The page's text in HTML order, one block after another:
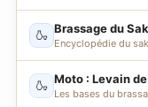
🍶 Brassage du
Encyclopédie du
🍶 Moto : Levain
Les bases du